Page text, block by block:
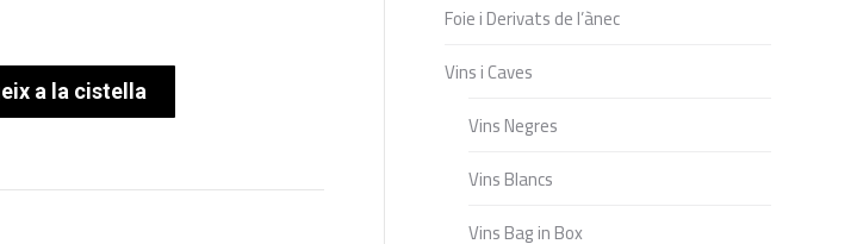
a la cistella
Foie i Derivats de l’ànec
Vins i Caves
Vins Negres
Vins Blancs
Vins Bag in Box